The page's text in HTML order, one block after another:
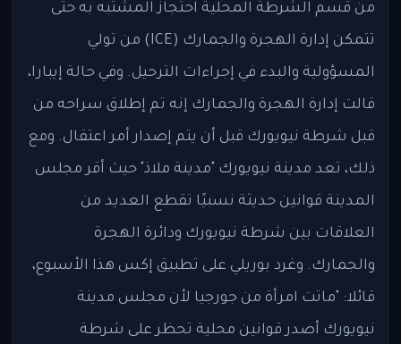
من قسم الشرطة المحلية احتجاز المشتبه به حتى
تتمكن إدارة الهجرة والجمارك (ICE) من تولي
المسؤولية والبدء في إجراءات الترحيل. وفي حالة إيبارا،
قالت إدارة الهجرة والجمارك إنه تم إطلاق سراحه من
قبل شرطة نيويورك قبل أن يتم إصدار أمر اعتقال. ومع
ذلك، تعد مدينة نيويورك "مدينة ملاذ" حيث أقر مجلس
المدينة قوانين حديثة نسبيًا تقطع العديد من
العلاقات بين شرطة نيويورك ودائرة الهجرة
والجمارك. وغرد بوريلي على تطبيق إكس هذا الأسبوع،
قائلا: "ماتت امرأة من جورجيا لأن مجلس مدينة
نيويورك أصدر قوانين محلية تحظر على شرطة